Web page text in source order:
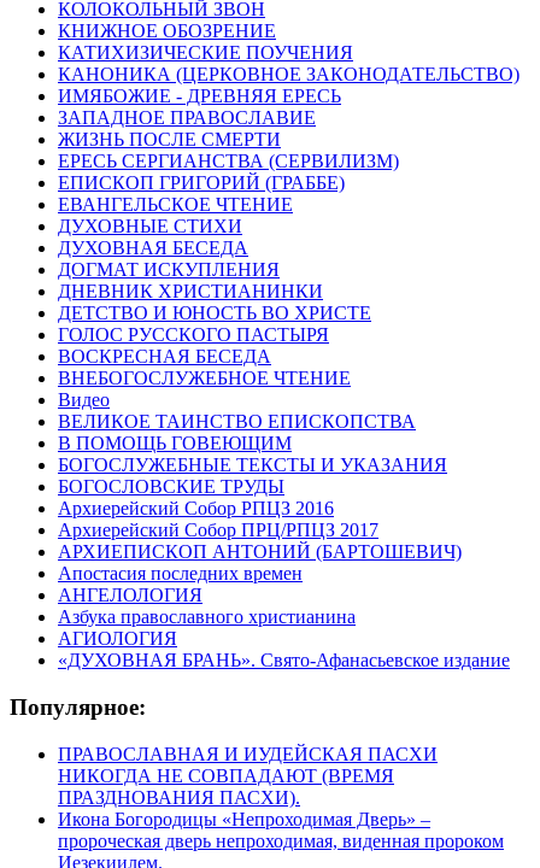
КОЛОКОЛЬНЫЙ ЗВОН
КНИЖНОЕ ОБОЗРЕНИЕ
КАТИХИЗИЧЕСКИЕ ПОУЧЕНИЯ
КАНОНИКА (ЦЕРКОВНОЕ ЗАКОНОДАТЕЛЬСТВО)
ИМЯБОЖИЕ - ДРЕВНЯЯ ЕРЕСЬ
ЗАПАДНОЕ ПРАВОСЛАВИЕ
ЖИЗНЬ ПОСЛЕ СМЕРТИ
ЕРЕСЬ СЕРГИАНСТВА (СЕРВИЛИЗМ)
ЕПИСКОП ГРИГОРИЙ (ГРАББЕ)
ЕВАНГЕЛЬСКОЕ ЧТЕНИЕ
ДУХОВНЫЕ СТИХИ
ДУХОВНАЯ БЕСЕДА
ДОГМАТ ИСКУПЛЕНИЯ
ДНЕВНИК ХРИСТИАНИНКИ
ДЕТСТВО И ЮНОСТЬ ВО ХРИСТЕ
ГОЛОС РУССКОГО ПАСТЫРЯ
ВОСКРЕСНАЯ БЕСЕДА
ВНЕБОГОСЛУЖЕБНОЕ ЧТЕНИЕ
Видео
ВЕЛИКОЕ ТАИНСТВО ЕПИСКОПСТВА
В ПОМОЩЬ ГОВЕЮЩИМ
БОГОСЛУЖЕБНЫЕ ТЕКСТЫ И УКАЗАНИЯ
БОГОСЛОВСКИЕ ТРУДЫ
Архиерейский Собор РПЦЗ 2016
Архиерейский Собор ПРЦ/РПЦЗ 2017
АРХИЕПИСКОП АНТОНИЙ (БАРТОШЕВИЧ)
Апостасия последних времен
АНГЕЛОЛОГИЯ
Азбука православного христианина
АГИОЛОГИЯ
«ДУХОВНАЯ БРАНЬ». Свято-Афанасьевское издание
Популярное:
ПРАВОСЛАВНАЯ И ИУДЕЙСКАЯ ПАСХИ
НИКОГДА НЕ СОВПАДАЮТ (ВРЕМЯ
ПРАЗДНОВАНИЯ ПАСХИ).
Икона Богородицы «Непроходимая Дверь» –
пророческая дверь непроходимая, виденная пророком
Иезекиилем.